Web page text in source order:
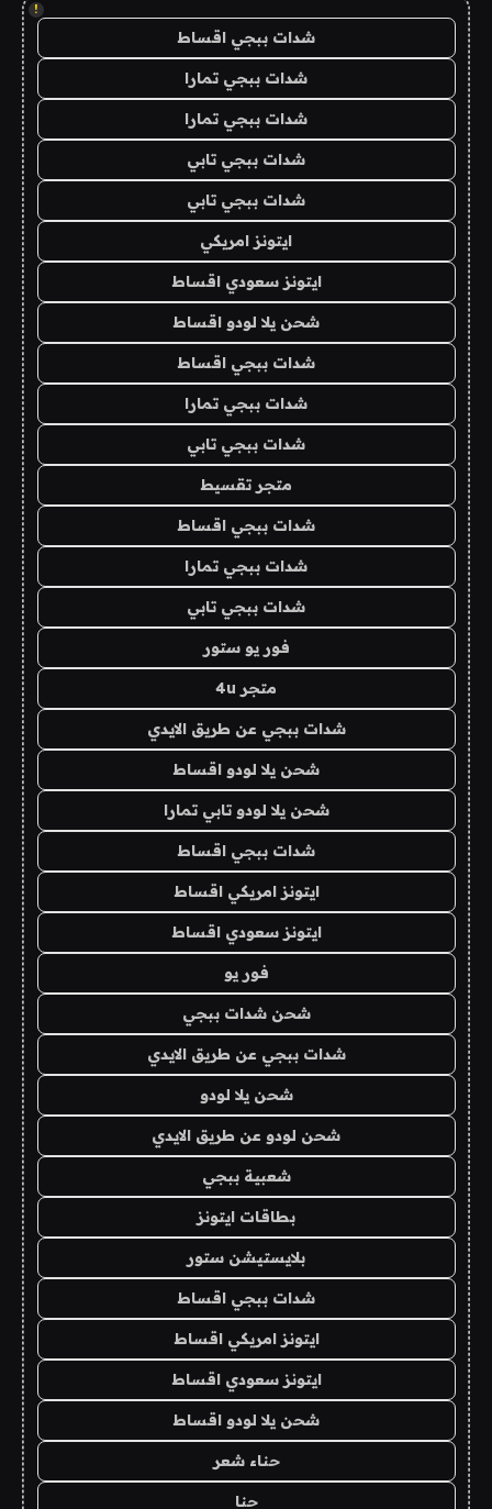
!
شدات ببجي اقساط
شدات ببجي تمارا
شدات ببجي تمارا
شدات ببجي تابي
شدات ببجي تابي
ايتونز امريكي
ايتونز سعودي اقساط
شحن يلا لودو اقساط
شدات ببجي اقساط
شدات ببجي تمارا
شدات ببجي تابي
متجر تقسيط
شدات ببجي اقساط
شدات ببجي تمارا
شدات ببجي تابي
فور يو ستور
متجر 4u
شدات ببجي عن طريق الايدي
شحن يلا لودو اقساط
شحن يلا لودو تابي تمارا
شدات ببجي اقساط
ايتونز امريكي اقساط
ايتونز سعودي اقساط
فور يو
شحن شدات ببجي
شدات ببجي عن طريق الايدي
شحن يلا لودو
شحن لودو عن طريق الايدي
شعبية ببجي
بطاقات ايتونز
بلايستيشن ستور
شدات ببجي اقساط
ايتونز امريكي اقساط
ايتونز سعودي اقساط
شحن يلا لودو اقساط
حناء شعر
حنا